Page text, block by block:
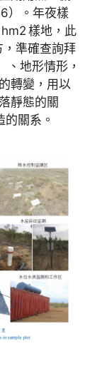
）。年夜樣
樣地，此
準確查詢拜
、地形情形，
轉變，用以
靜態的關
關系。